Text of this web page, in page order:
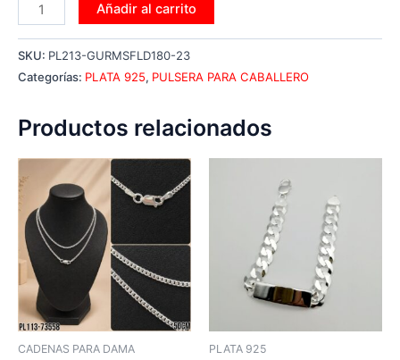
Añadir al carrito
SKU: PL213-GURMSFLD180-23
Categorías: PLATA 925, PULSERA PARA CABALLERO
Productos relacionados
CADENAS PARA DAMA PLATA 925